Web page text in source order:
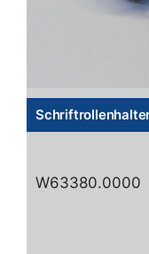
Schriftrollenhalter
W63380.0000